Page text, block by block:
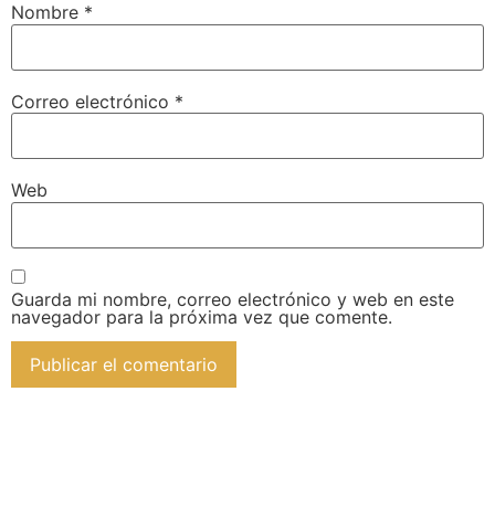
Nombre *
Correo electrónico *
Web
Guarda mi nombre, correo electrónico y web en este
navegador para la próxima vez que comente.